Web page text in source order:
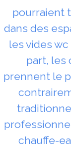
pourraient
dans des
les vides
part, les
prennent le
chauffe-